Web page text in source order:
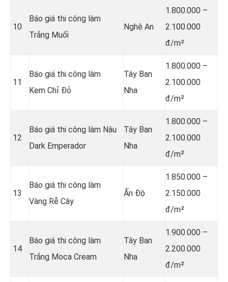
10
Báo giá thi công làm
Trắng Muối
Nghệ An
1.800.000 –
2.100.000
đ/m²
11
Báo giá thi công làm
Kem Chỉ Đỏ
Tây Ban
Nha
1.800.000 –
2.100.000
đ/m²
12
Báo giá thi công làm Nâu
Dark Emperador
Tây Ban
Nha
1.800.000 –
2.100.000
đ/m²
13
Báo giá thi công làm
Vàng Rễ Cây
Ấn Độ
1.850.000 –
2.150.000
đ/m²
14
Báo giá thi công làm
Trắng Moca Cream
Tây Ban
Nha
1.900.000 –
2.200.000
đ/m²